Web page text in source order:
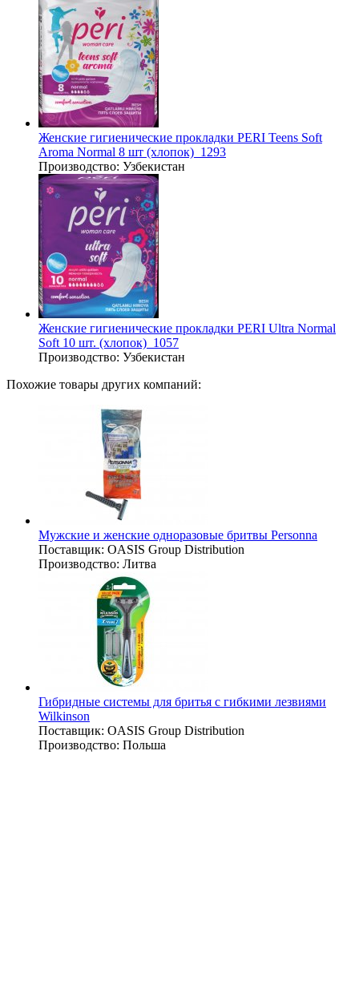
Женские гигиенические прокладки PERI Teens Soft
Aroma Normal 8 шт (хлопок)_1293
Производство: Узбекистан
Женские гигиенические прокладки PERI Ultra Normal
Soft 10 шт. (хлопок)_1057
Производство: Узбекистан
Похожие товары других компаний:
Мужские и женские одноразовые бритвы Personna
Поставщик: OASIS Group Distribution
Производство: Литва
Гибридные системы для бритья с гибкими лезвиями
Wilkinson
Поставщик: OASIS Group Distribution
Производство: Польша